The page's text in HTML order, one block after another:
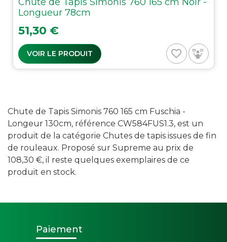
Longueur 78cm
Prix
51,30 €
VOIR LE PRODUIT favorite_border
Chute de Tapis Simonis 760 165 cm Fuschia -
Longeur 130cm, référence CW584FUS1.3, est un
produit de la catégorie Chutes de tapis issues de fin
de rouleaux. Proposé sur Supreme au prix de
108,30 €, il reste quelques exemplaires de ce
produit en stock.
Paiement